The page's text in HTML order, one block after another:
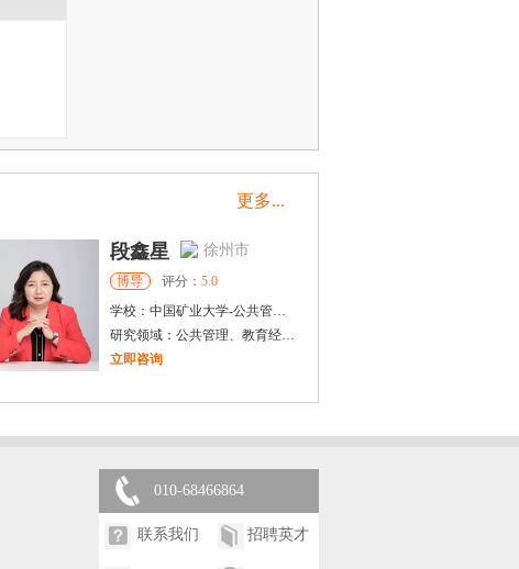
更多...
段鑫星 徐州市
博导 评分： 5.0
学校： 中国矿业大学-公共管理学院
研究领域： 公共管理、教育经济管理、思想政治教育
立即咨询
研究领域：数字经济与消费行为，共享经济与协同消费，创新与采纳行为
立即咨询010-68466864
联系我们 招聘英才